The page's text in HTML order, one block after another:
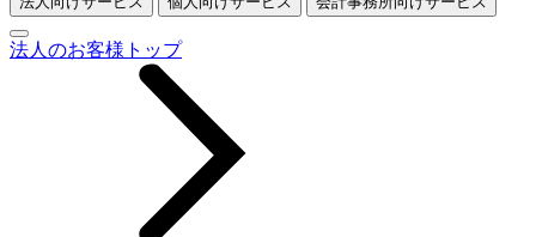
法人のお客様トップ